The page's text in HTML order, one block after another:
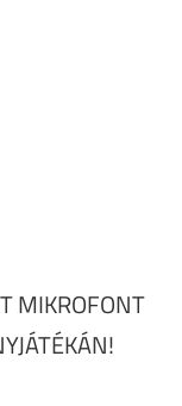
MIKROFONT